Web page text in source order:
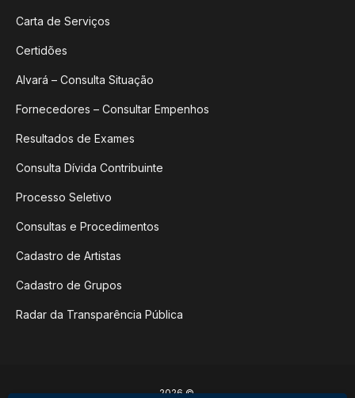
Carta de Serviços
Certidões
Alvará – Consulta Situação
Fornecedores – Consultar Empenhos
Resultados de Exames
Consulta Dívida Contribuinte
Processo Seletivo
Consultas e Procedimentos
Cadastro de Artistas
Cadastro de Grupos
Radar da Transparência Pública
2026 ©